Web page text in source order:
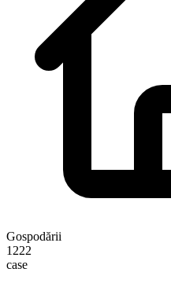
Gospodării
1222
case